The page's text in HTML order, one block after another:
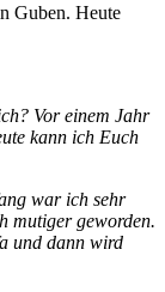
Guben. Heute
Vor einem Jahr
kann ich Euch
war ich sehr
mutiger geworden.
und dann wird